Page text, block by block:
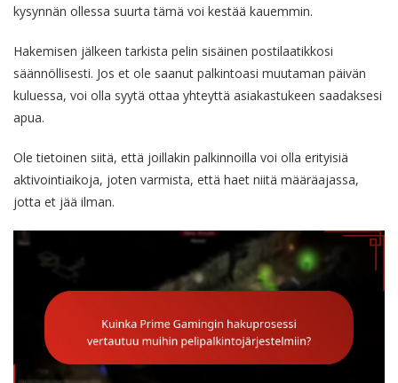
kysynnän ollessa suurta tämä voi kestää kauemmin.
Hakemisen jälkeen tarkista pelin sisäinen postilaatikkosi
säännöllisesti. Jos et ole saanut palkintoasi muutaman päivän
kuluessa, voi olla syytä ottaa yhteyttä asiakastukeen saadaksesi
apua.
Ole tietoinen siitä, että joillakin palkinnoilla voi olla erityisiä
aktivointiaikoja, joten varmista, että haet niitä määräajassa,
jotta et jää ilman.